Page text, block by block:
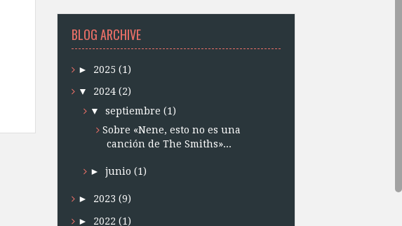
BLOG ARCHIVE
► 2025 (1)
▼
2024 (2)
▼
septiembre (1)
Sobre «Nene, esto no es una
canción de The Smiths»...
► junio (1)
► 2023 (9)
► 2022 (1)